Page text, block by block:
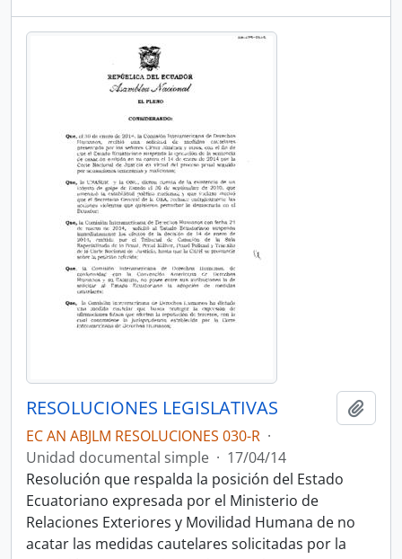
RESOLUCIONES LEGISLATIVAS
EC AN ABJLM RESOLUCIONES 030-R ·
Unidad documental simple · 17/04/14
Resolución que respalda la posición del Estado
Ecuatoriano expresada por el Ministerio de
Relaciones Exteriores y Movilidad Humana de no
acatar las medidas cautelares solicitadas por la